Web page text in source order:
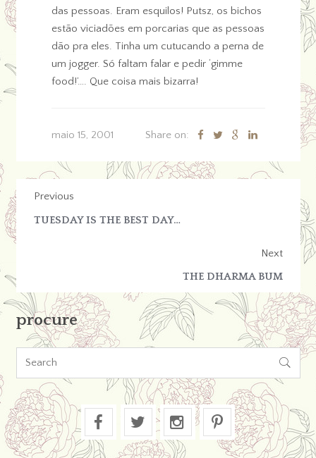
das pessoas. Eram esquilos! Putsz, os bichos
estão viciadões em porcarias que as pessoas
dão pra eles. Tinha um cutucando a perna de
um jogger. Só faltam falar e pedir ‘gimme
food!’…. Que coisa mais bizarra!
maio 15, 2001 Share on:
Previous
TUESDAY IS THE BEST DAY…
Next
THE DHARMA BUM
procure
